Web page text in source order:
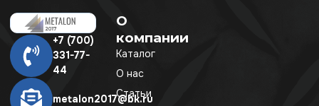
+7 (700)
331-77-
44
metalon2017@bk.ru
О
компании
Каталог
О нас
Статьи